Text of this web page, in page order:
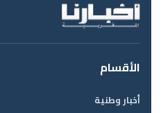
الأقسام
أخبار وطنية